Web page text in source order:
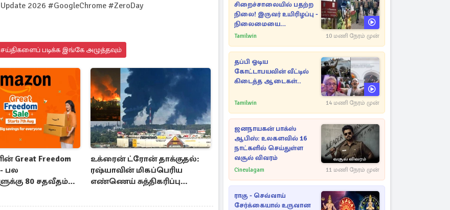
2026 #GoogleChrome #ZeroDay
படிக்க இங்கே அழுத்தவும்
Great Freedom
- பல
80 சதவீதம்
உக்ரைன் ட்ரோன் தாக்குதல்:
ரஷ்யாவின் மிகப்பெரிய
எண்ணெய் சுத்திகரிப்பு
சிறைச்சாலையில் பதற்ற
நிலை! இருவர் உயிரிழப்பு -
நிலைமையை
கட்டுப்படுத்த பொலிஸார்
Tamilwin 10 மணி நேரம் முன்
தப்பி ஓடிய
கோட்டாபயவின் வீட்டில்
கிடைத்த ஆடைகள்..
Tamilwin 14 மணி நேரம் முன்
ஜனநாயகன் பாக்ஸ்
ஆபிஸ்: உலகளவில் 16
நாட்களில் செய்துள்ள
வசூல் விவரம்
Cineulagam 11 மணி நேரம் முன்
ராகு - செவ்வாய்
சேர்க்கையால் உருவான